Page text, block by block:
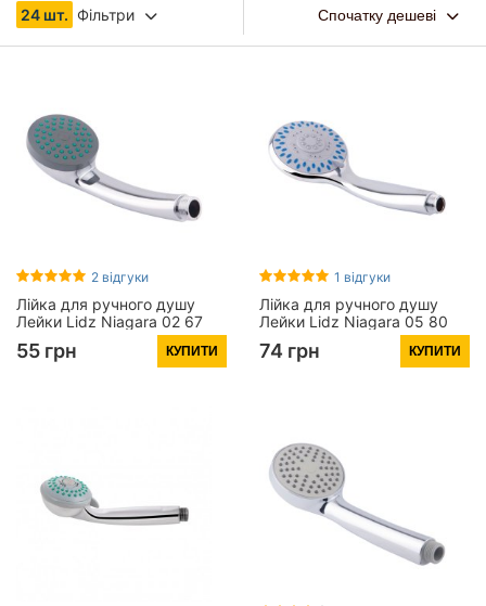
24 шт. Фільтри Спочатку дешеві
2 відгуки
Лійка для ручного душу
Лейки Lidz Niagara 02 67
LDNIA02CRM22035 Chrome
55 грн КУПИТИ
1 відгуки
Лійка для ручного душу
Лейки Lidz Niagara 05 80
LDNIA05CRM22037 Chrome
74 грн КУПИТИ